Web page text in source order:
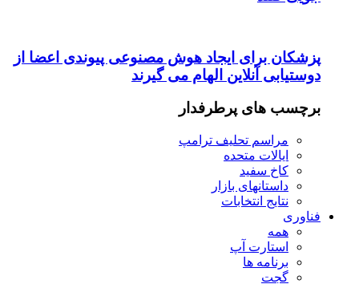
هوش مصنوعی پیوندی اعضا از
می گیرند